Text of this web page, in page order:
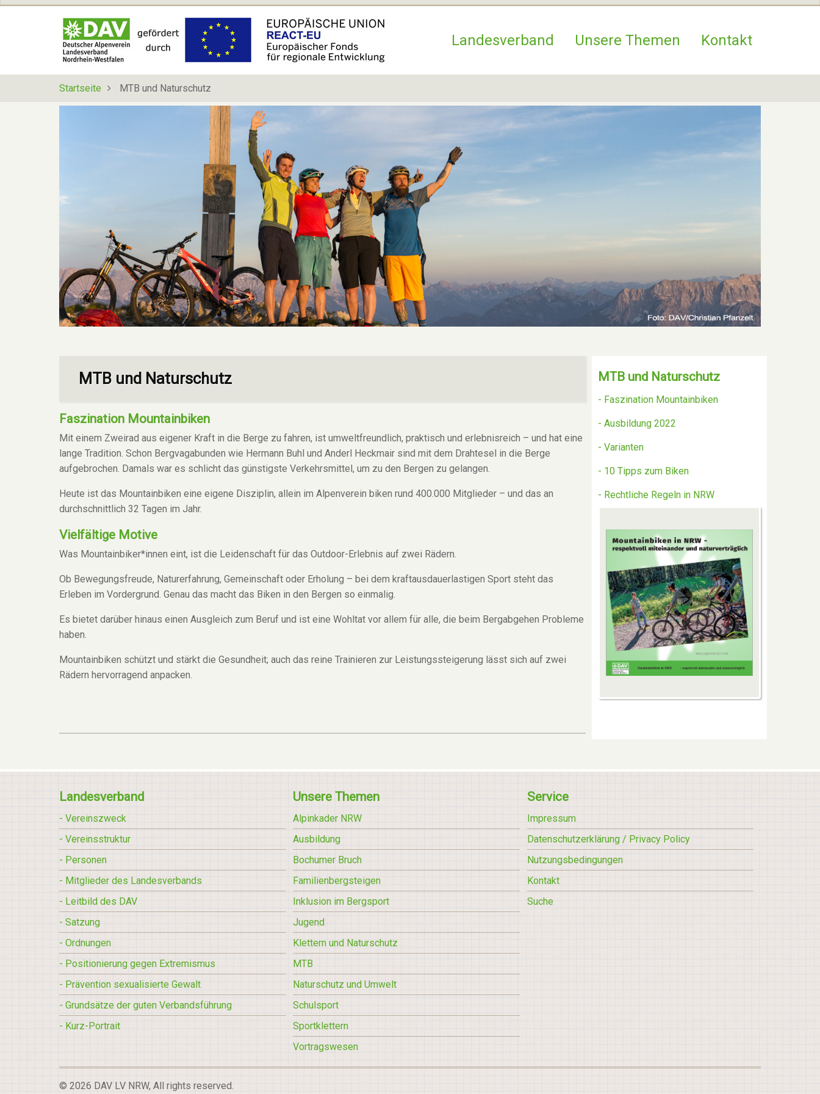
Direkt
Hauptnavigation
Landesverband Unsere Themen Kontakt
Startseite MTB und Naturschutz
MTB und Naturschutz
Faszination Mountainbiken
Mit einem Zweirad aus eigener Kraft in die Berge zu fahren, ist umweltfreundlich, praktisch und erlebnisreich – und hat eine
lange Tradition. Schon Bergvagabunden wie Hermann Buhl und Anderl Heckmair sind mit dem Drahtesel in die Berge
aufgebrochen. Damals war es schlicht das günstigste Verkehrsmittel, um zu den Bergen zu gelangen.
Heute ist das Mountainbiken eine eigene Disziplin, allein im Alpenverein biken rund 400.000 Mitglieder – und das an
durchschnittlich 32 Tagen im Jahr.
Vielfältige Motive
Was Mountainbiker*innen eint, ist die Leidenschaft für das Outdoor-Erlebnis auf zwei Rädern.
Ob Bewegungsfreude, Naturerfahrung, Gemeinschaft oder Erholung – bei dem kraftausdauerlastigen Sport steht das
Erleben im Vordergrund. Genau das macht das Biken in den Bergen so einmalig.
Es bietet darüber hinaus einen Ausgleich zum Beruf und ist eine Wohltat vor allem für alle, die beim Bergabgehen Probleme
haben.
Mountainbiken schützt und stärkt die Gesundheit; auch das reine Trainieren zur Leistungssteigerung lässt sich auf zwei
Rädern hervorragend anpacken.
MTB und Naturschutz
- Faszination Mountainbiken
- Ausbildung 2022
- Varianten
- 10 Tipps zum Biken
- Rechtliche Regeln in NRW
Landesverband
- Vereinszweck
- Vereinsstruktur
- Personen
- Mitglieder des Landesverbands
- Leitbild des DAV
- Satzung
- Ordnungen
- Positionierung gegen Extremismus
- Prävention sexualisierte Gewalt
- Grundsätze der guten Verbandsführung
- Kurz-Portrait
Unsere Themen
Alpinkader NRW
Ausbildung
Bochumer Bruch
Familienbergsteigen
Inklusion im Bergsport
Jugend
Klettern und Naturschutz
MTB
Naturschutz und Umwelt
Schulsport
Sportklettern
Vortragswesen
Service
Impressum
Datenschutzerklärung / Privacy Policy
Nutzungsbedingungen
Kontakt
Suche
© 2026 DAV LV NRW, All rights reserved.